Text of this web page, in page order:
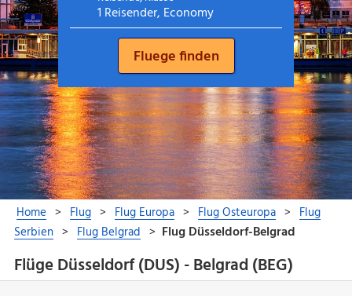
Flüge Düsseldorf (DUS) - Belgrad (BEG)